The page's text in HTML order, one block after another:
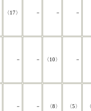
〈17〉 － － －
－ － 〈10〉 －
－ － 〈8〉 〈5〉